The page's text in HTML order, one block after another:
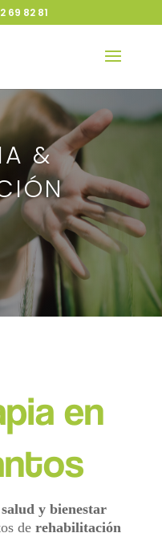
69 82 81
&
en
y bienestar
derehabilitación